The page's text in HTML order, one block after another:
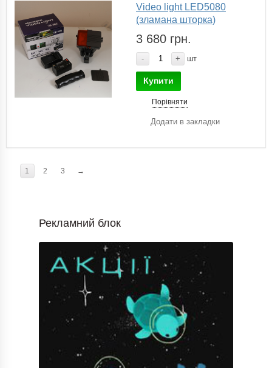
Video light LED5080
(зламана шторка)
3 680 грн.
- + шт
Купити
Порівняти
Додати в закладки
1 2 3 →
Рекламний блок